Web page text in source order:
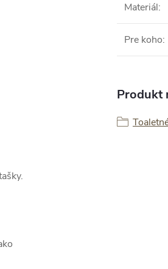
Materiál:
Pre koho:
Produkt